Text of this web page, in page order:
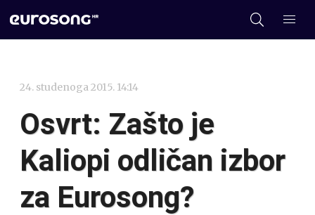
24. studenoga 2015. 14:14
Osvrt: Zašto je
Kaliopi odličan izbor
za Eurosong?